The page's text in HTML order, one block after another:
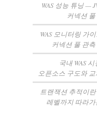
WAS 성능 튜닝 —
커넥션
WAS 모니터링 가
커넥션 풀 관
국내 WAS
오픈소스 구도와
트랜잭션 추적이
레벨까지 따라